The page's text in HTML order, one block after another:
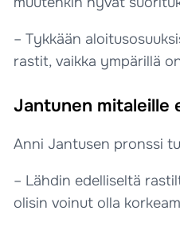
– Tykkään
rastit, vaikka ympärillä
Jantunen mitaleille
Anni Jantusen pronssi
– Lähdin edelliseltä
olisin voinut olla